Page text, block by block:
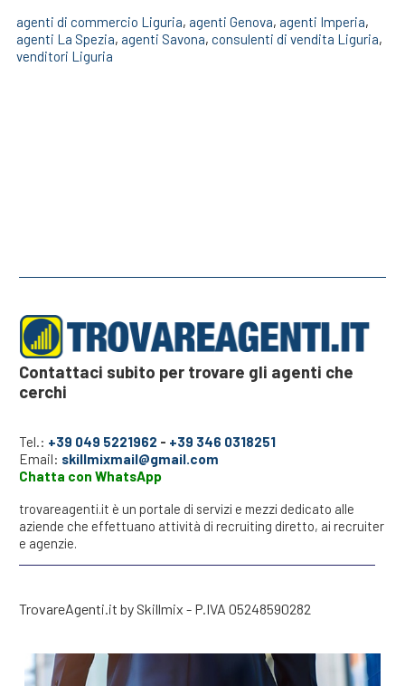
agenti di commercio Liguria, agenti Genova, agenti Imperia,
agenti La Spezia, agenti Savona, consulenti di vendita Liguria,
venditori Liguria
Contattaci subito per trovare gli agenti che
cerchi
Tel.: +39 049 5221962 - +39 346 0318251
Email: skillmixmail@gmail.com
Chatta con WhatsApp
trovareagenti.it è un portale di servizi e mezzi dedicato alle
aziende che effettuano attività di recruiting diretto, ai recruiter
e agenzie.
TrovareAgenti.it by Skillmix - P.IVA 05248590282